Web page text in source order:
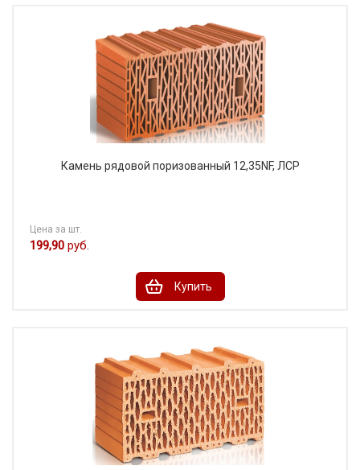
Камень рядовой поризованный 12,35NF, ЛСР
Цена за шт.
199,90 руб.
Купить